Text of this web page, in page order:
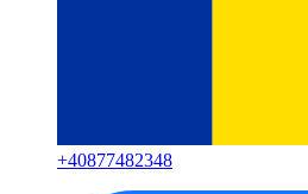
+40877482348